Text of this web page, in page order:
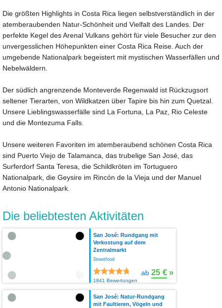
Die größten Highlights in Costa Rica liegen selbstverständlich in der
atemberaubenden Natur-Schönheit und Vielfalt des Landes. Der
perfekte Kegel des Arenal Vulkans gehört für viele Besucher zur den
unvergesslichen Höhepunkten einer Costa Rica Reise. Auch der
umgebende Nationalpark begeistert mit mystischen Wasserfällen und
Nebelwäldern.
Der südlich angrenzende Monteverde Regenwald ist Rückzugsort
seltener Tierarten, von Wildkatzen über Tapire bis hin zum Quetzal.
Unsere Lieblingswasserfälle sind La Fortuna, La Paz, Rio Celeste
und die Montezuma Falls.
Unsere weiteren Favoriten im atemberaubend schönen Costa Rica
sind Puerto Viejo de Talamanca, das trubelige San José, das
Surferdorf Santa Teresa, die Schildkröten im Tortuguero
Nationalpark, die Geysire im Rincón de la Vieja und der Manuel
Antonio Nationalpark.
Die beliebtesten Aktivitäten
San José: Rundgang mit
Verkostung auf dem
Zentralmarkt
Streetfood
1841 Bewertungen
ab 25 € »
San José: Natur-Rundgang
mit Faultieren, Vögeln und